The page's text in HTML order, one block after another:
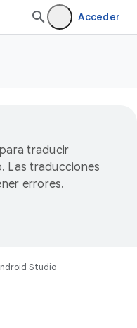
Acceder
traducir
Las traducciones
errores.
Studio